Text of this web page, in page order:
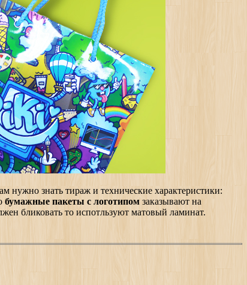
нужно знать тираж и технические характеристики:
бумажные пакеты с логотипомзаказывают на
бликовать то испотльзуют матовый ламинат.